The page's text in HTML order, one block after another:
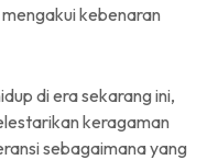
kebenaran
di era sekarang ini,
keragaman
sebagaimana yang